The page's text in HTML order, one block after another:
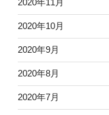
2020年11月
2020年10月
2020年9月
2020年8月
2020年7月